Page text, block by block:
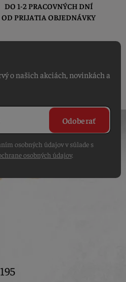
DNÍ
OBJEDNÁVKY
o našich akciách, novinkách a
Odoberať
osobných údajov v súlade s
osobných údajov.